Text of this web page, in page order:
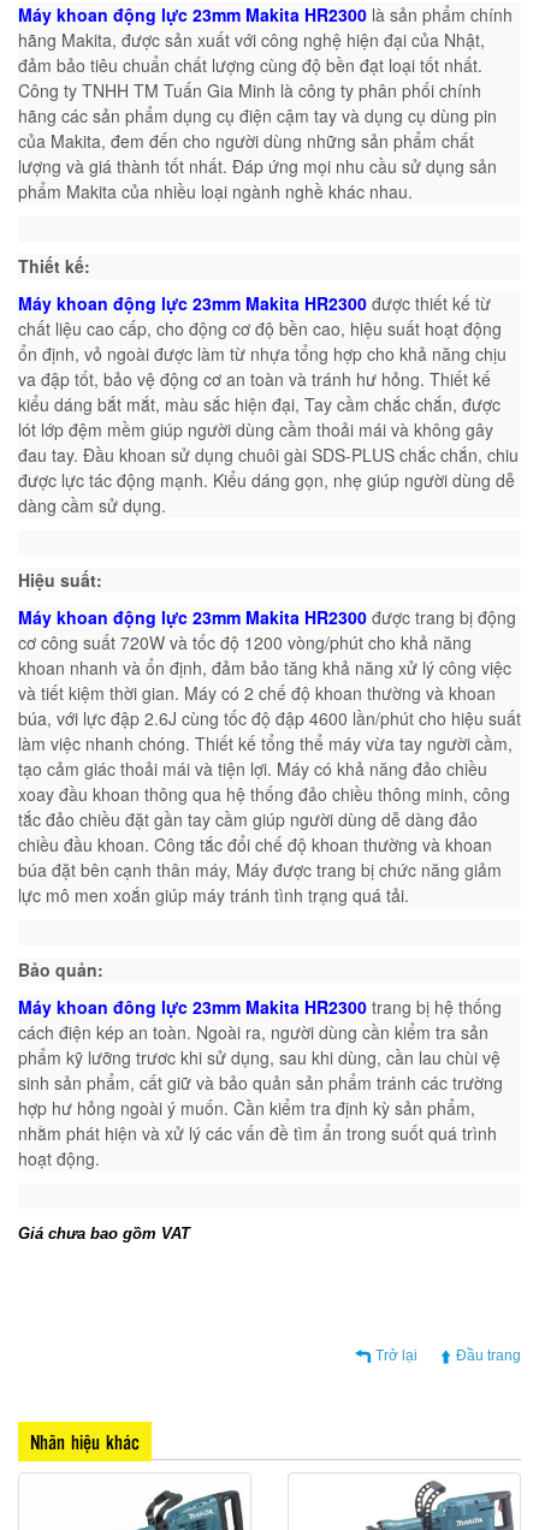
Máy khoan động lực 23mm Makita HR2300 là sản phẩm chính
hãng Makita, được sản xuất với công nghệ hiện đại của Nhật,
đảm bảo tiêu chuẩn chất lượng cùng độ bền đạt loại tốt nhất.
Công ty TNHH TM Tuấn Gia Minh là công ty phân phối chính
hãng các sản phẩm dụng cụ điện cậm tay và dụng cụ dùng pin
của Makita, đem đến cho người dùng những sản phẩm chất
lượng và giá thành tốt nhất. Đáp ứng mọi nhu cầu sử dụng sản
phẩm Makita của nhiều loại ngành nghề khác nhau.
Thiết kế:
Máy khoan động lực 23mm Makita HR2300 được thiết kế từ
chất liệu cao cấp, cho động cơ độ bền cao, hiệu suất hoạt động
ổn định, vỏ ngoài được làm từ nhựa tổng hợp cho khả năng chịu
va đập tốt, bảo vệ động cơ an toàn và tránh hư hỏng. Thiết kế
kiểu dáng bắt mắt, màu sắc hiện đại, Tay cầm chắc chắn, được
lót lớp đệm mềm giúp người dùng cầm thoải mái và không gây
đau tay. Đầu khoan sử dụng chuôi gài SDS-PLUS chắc chắn, chiu
được lực tác động mạnh. Kiểu dáng gọn, nhẹ giúp người dùng dễ
dàng cầm sử dụng.
Hiệu suất:
Máy khoan động lực 23mm Makita HR2300 được trang bị động
cơ công suất 720W và tốc độ 1200 vòng/phút cho khả năng
khoan nhanh và ổn định, đảm bảo tăng khả năng xử lý công việc
và tiết kiệm thời gian. Máy có 2 chế độ khoan thường và khoan
búa, với lực đập 2.6J cùng tốc độ đập 4600 lần/phút cho hiệu suất
làm việc nhanh chóng. Thiết kế tổng thể máy vừa tay người cầm,
tạo cảm giác thoải mái và tiện lợi. Máy có khả năng đảo chiều
xoay đầu khoan thông qua hệ thống đảo chiều thông minh, công
tắc đảo chiều đặt gần tay cầm giúp người dùng dễ dàng đảo
chiều đầu khoan. Công tắc đổi chế độ khoan thường và khoan
búa đặt bên cạnh thân máy, Máy được trang bị chức năng giảm
lực mô men xoắn giúp máy tránh tình trạng quá tải.
Bảo quản:
Máy khoan đông lực 23mm Makita HR2300 trang bị hệ thống
cách điện kép an toàn. Ngoài ra, người dùng cần kiểm tra sản
phẩm kỹ lưỡng trươc khi sử dụng, sau khi dùng, cần lau chùi vệ
sinh sản phẩm, cất giữ và bảo quản sản phẩm tránh các trường
hợp hư hỏng ngoài ý muốn. Cần kiểm tra định kỳ sản phẩm,
nhằm phát hiện và xử lý các vấn đề tìm ẩn trong suốt quá trình
hoạt động.
Giá chưa bao gồm VAT
Trở lại Đầu trang
Nhãn hiệu khác